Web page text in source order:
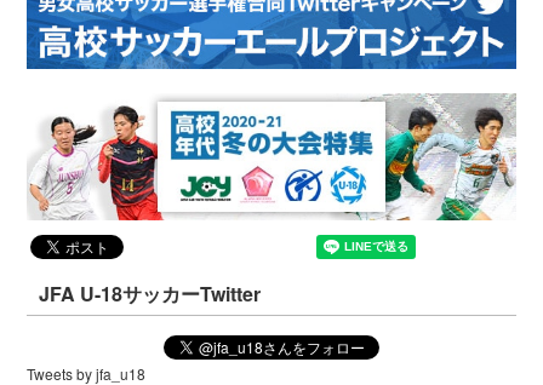
JFA U-18サッカーTwitter
Tweets by jfa_u18